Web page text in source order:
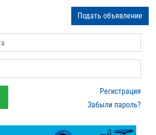
Подать объявление
Регистрация
Забыли пароль?